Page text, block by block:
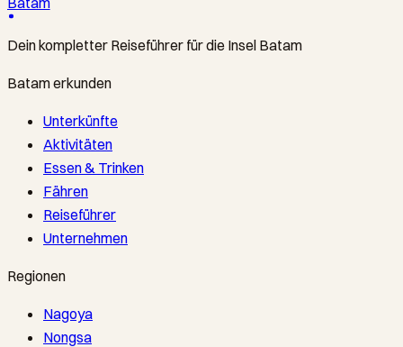
Dein kompletter Reiseführer für die Insel Batam
Batam erkunden
Unterkünfte
Aktivitäten
Essen & Trinken
Fähren
Reiseführer
Unternehmen
Regionen
Nagoya
Nongsa